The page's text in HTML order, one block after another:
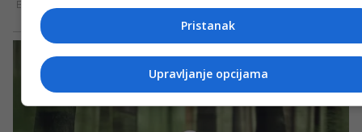
Pristanak
Upravljanje opcijama